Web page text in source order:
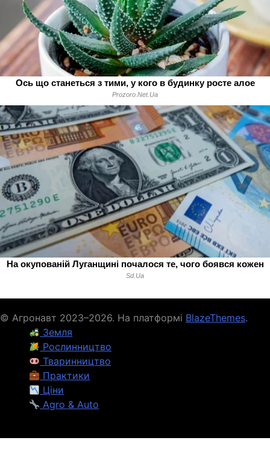
© Агронавт 2023–2026. На платформі BlazeThemes.
Земля
Рослинництво
Тваринництво
Практики
Ціни
Agro & Auto